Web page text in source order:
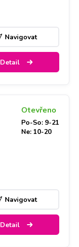
Navigovat
Detail
Otevřeno
Po-So: 9-21
Ne: 10-20
Navigovat
Detail